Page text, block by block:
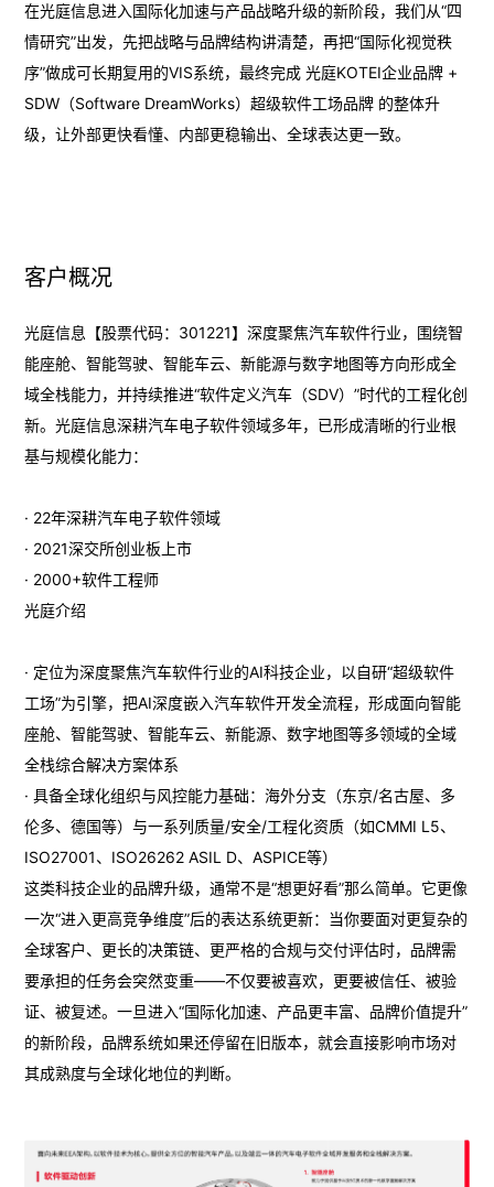
在光庭信息进入国际化加速与产品战略升级的新阶段，我们从“四
情研究”出发，先把战略与品牌结构讲清楚，再把“国际化视觉秩
序”做成可长期复用的VIS系统，最终完成 光庭KOTEI企业品牌 +
SDW（Software DreamWorks）超级软件工场品牌 的整体升
级，让外部更快看懂、内部更稳输出、全球表达更一致。
客户概况
光庭信息【股票代码：301221】深度聚焦汽车软件行业，围绕智
能座舱、智能驾驶、智能车云、新能源与数字地图等方向形成全
域全栈能力，并持续推进“软件定义汽车（SDV）”时代的工程化创
新。光庭信息深耕汽车电子软件领域多年，已形成清晰的行业根
基与规模化能力：
· 22年深耕汽车电子软件领域
· 2021深交所创业板上市
· 2000+软件工程师
光庭介绍
· 定位为深度聚焦汽车软件行业的AI科技企业，以自研“超级软件
工场”为引擎，把AI深度嵌入汽车软件开发全流程，形成面向智能
座舱、智能驾驶、智能车云、新能源、数字地图等多领域的全域
全栈综合解决方案体系
· 具备全球化组织与风控能力基础：海外分支（东京/名古屋、多
伦多、德国等）与一系列质量/安全/工程化资质（如CMMI L5、
ISO27001、ISO26262 ASIL D、ASPICE等）
这类科技企业的品牌升级，通常不是“想更好看”那么简单。它更像
一次“进入更高竞争维度”后的表达系统更新：当你要面对更复杂的
全球客户、更长的决策链、更严格的合规与交付评估时，品牌需
要承担的任务会突然变重——不仅要被喜欢，更要被信任、被验
证、被复述。一旦进入“国际化加速、产品更丰富、品牌价值提升”
的新阶段，品牌系统如果还停留在旧版本，就会直接影响市场对
其成熟度与全球化地位的判断。